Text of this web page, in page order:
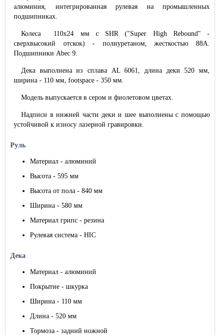
алюминия, интегрированная рулевая на промышленных
подшипниках.
Колеса 110x24 мм c SHR ("Super High Rebound" -
сверхвысокий отскок) - полиуретаном, жесткостью 88A.
Подшипники Abec 9.
Дека выполнена из сплава AL 6061, длина деки 520 мм,
ширина - 110 мм, footspace - 350 мм.
Модель выпускается в сером и фиолетовом цветах.
Надписи в нижней части деки и шее выполнены с помощью
устойчивой к износу лазерной гравировки.
Руль
Материал - алюминий
Высота - 595 мм
Высота от пола - 840 мм
Ширина - 580 мм
Материал грипс - резина
Рулевая система - HIC
Дека
Материал - алюминий
Покрытие - шкурка
Ширина - 110 мм
Длина - 520 мм
Тормоза - задний ножной